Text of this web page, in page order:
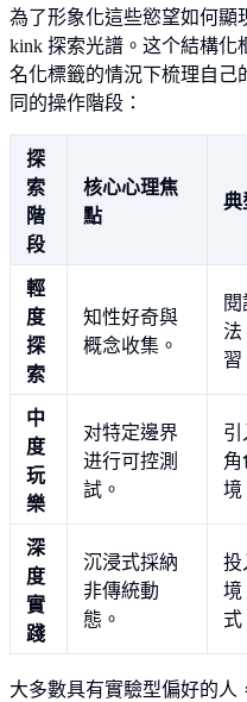
為了形象化這些慾望如何顯
kink 探索光譜。这个結構化
名化標籤的情況下梳理自己
同的操作階段：
探
索
階
段
核心心理焦
點
典
輕
度
探
索
知性好奇與
概念收集。
法
習
中
度
玩
樂
对特定邊界
进行可控測
試。
引
角
境
深
度
實
踐
沉浸式採納
非傳統動
態。
投
境
式
大多數具有實驗型偏好的人